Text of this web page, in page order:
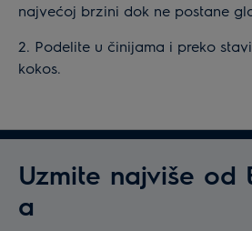
najvećoj brzini dok ne postane
2. Podelite u činijama i preko
kokos.
Uzmite najviše od
a